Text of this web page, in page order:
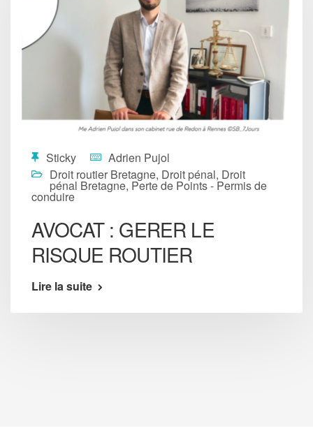
Sticky
Adrien Pujol
Droit routier Bretagne, Droit pénal, Droit
pénal Bretagne, Perte de Points - Permis de
conduire
AVOCAT : GERER LE
RISQUE ROUTIER
Lire la suite